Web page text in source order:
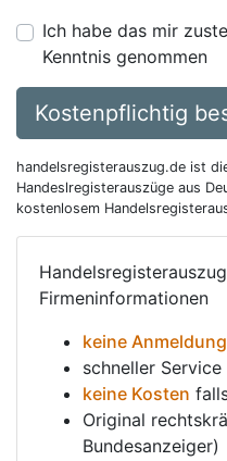
Ich habe das mir
Kenntnis genommen
Kostenpflichtig
handelsregisterauszug.de ist
Handeslregisterauszüge aus
kostenlosem
Firmeninformationen
keine
schneller
keine Kosten
Original
Bundesanzeiger)